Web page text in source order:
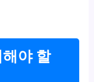
야 할